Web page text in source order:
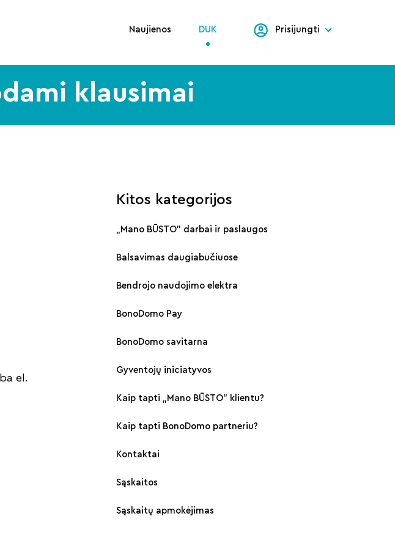
Naujienos DUK Prisijungti
klausimai
el.
Kitos kategorijos
„Mano BŪSTO" darbai ir paslaugos
Balsavimas daugiabučiuose
Bendrojo naudojimo elektra
BonoDomo Pay
BonoDomo savitarna
Gyventojų iniciatyvos
Kaip tapti „Mano BŪSTO" klientu?
Kaip tapti BonoDomo partneriu?
Kontaktai
Sąskaitos
Sąskaitų apmokėjimas